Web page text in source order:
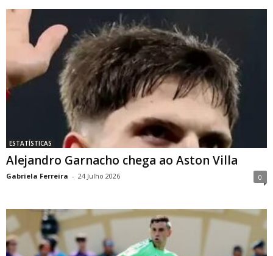
ESTATÍSTICAS
Alejandro Garnacho chega ao Aston Villa
Gabriela Ferreira - 24 Julho 2026 0